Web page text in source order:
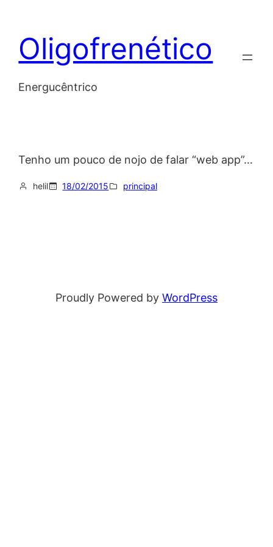
content
Oligofrenético
Energucêntrico
Tenho um pouco de nojo de falar “web app”…
helil 18/02/2015 principal
Proudly Powered by WordPress